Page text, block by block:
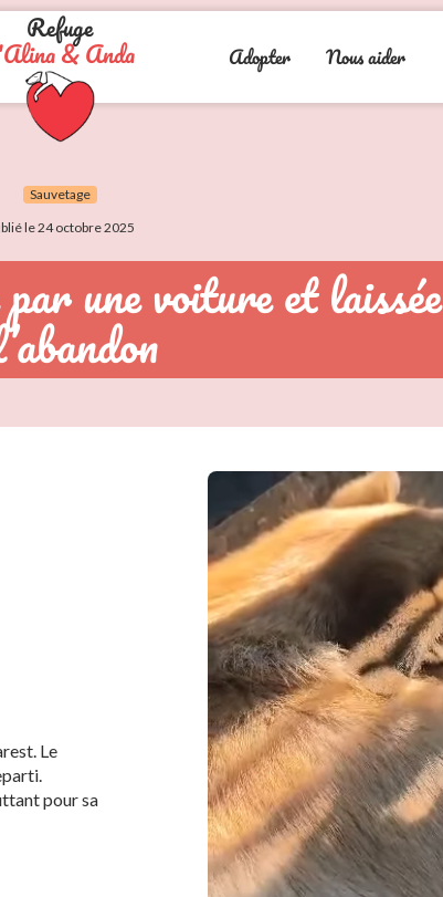
Refuge
& Anda Adopter Nous aider
Sauvetage
le 24 octobre 2025
une voiture et laissée
Le
pour sa